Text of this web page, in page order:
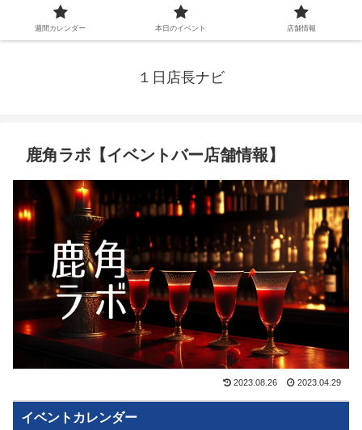
１日店長ナビ
鹿角ラボ【イベントバー店舗情報】
2023.08.26 2023.04.29
イベントカレンダー
週間カレンダー 本日のイベント 店舗情報